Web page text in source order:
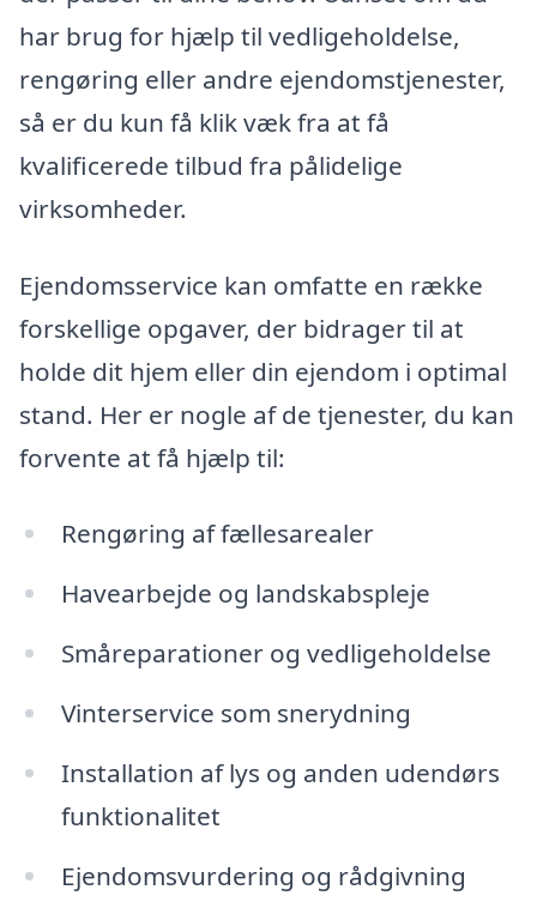
har brug for hjælp til vedligeholdelse,
rengøring eller andre ejendomstjenester,
så er du kun få klik væk fra at få
kvalificerede tilbud fra pålidelige
virksomheder.
Ejendomsservice kan omfatte en række
forskellige opgaver, der bidrager til at
holde dit hjem eller din ejendom i optimal
stand. Her er nogle af de tjenester, du kan
forvente at få hjælp til:
Rengøring af fællesarealer
Havearbejde og landskabspleje
Småreparationer og vedligeholdelse
Vinterservice som snerydning
Installation af lys og anden udendørs
funktionalitet
Ejendomsvurdering og rådgivning